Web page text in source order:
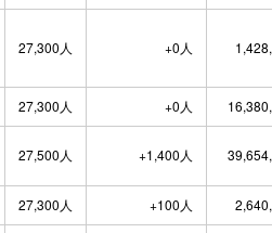
27,300人 +0人
27,300人 +0人
27,500人 +1,400人
27,300人 +100人